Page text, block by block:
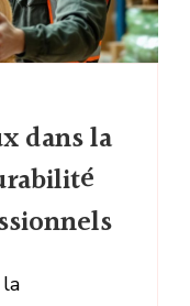
dans la